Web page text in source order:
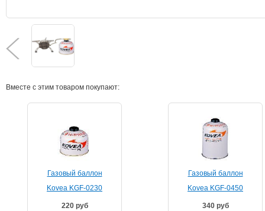
Вместе с этим товаром покупают:
Газовый баллон
Kovea KGF-0230
220руб
Газовый баллон
Kovea KGF-0450
340руб